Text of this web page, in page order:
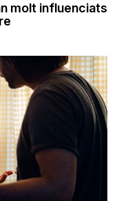
molt influenciats